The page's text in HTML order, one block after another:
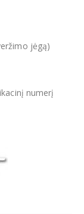
jėgą)
numerį